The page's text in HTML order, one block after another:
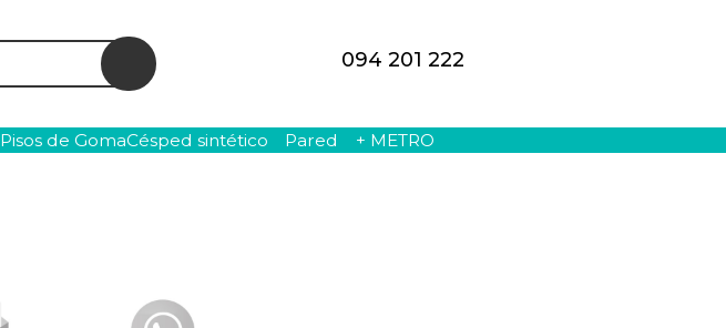
094 201 222
Pisos de GomaCésped sintético Pared + METRO